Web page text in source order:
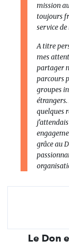
mission
toujours
service
A titre
mes
partager
parcours
groupes
étrangers.
quelques
grâce au
Le Don